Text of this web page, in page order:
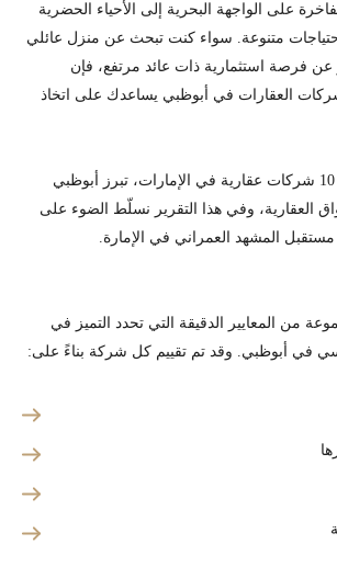
على الواجهة البحرية إلى الأحياء الحضرية
احتياجات متنوعة. سواء كنت تبحث عن منزل عائلي
فرصة استثمارية ذات عائد مرتفع، فإن
العقارات في أبوظبي يساعدك على اتخاذ
عند البحث عن أفضل 10 شركات عقارية في الإمارات، تبرز أبوظبي
العقارية، وفي هذا التقرير نسلّط الضوء على
المشهد العمراني في الإمارة.
من المعايير الدقيقة التي تحدد التميز في
في أبوظبي. وقد تم تقييم كل شركة بناءً على: